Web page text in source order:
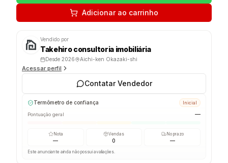
Adicionar ao carrinho
Vendido por
Takehiro consultoria imobiliária
Desde 2026 Aichi-ken Okazaki-shi
Acessar perfil
Contatar Vendedor
Termômetro de confiança Inicial
Pontuação geral —
Nota
—
Vendas
0
No prazo
—
Este anunciante ainda não possui avaliações.